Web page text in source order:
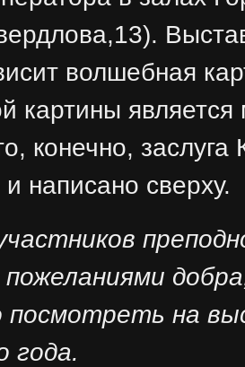
волшебная
картины
конечно,
написано сверху.
посмотреть на
года.